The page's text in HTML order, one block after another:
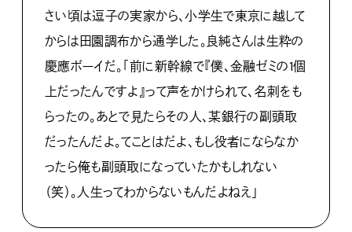
さい頃は逗子の実家から、小学生で東京に越して
からは田園調布から通学した。良純さんは生粋の
慶應ボーイだ。「前に新幹線で『僕、金融ゼミの1個
上だったんですよ』って声をかけられて、名刺をも
らったの。あとで見たらその人、某銀行の副頭取
だったんだよ。てことはだよ、もし役者にならなか
ったら俺も副頭取になっていたかもしれない
（笑）。人生ってわからないもんだよねえ」